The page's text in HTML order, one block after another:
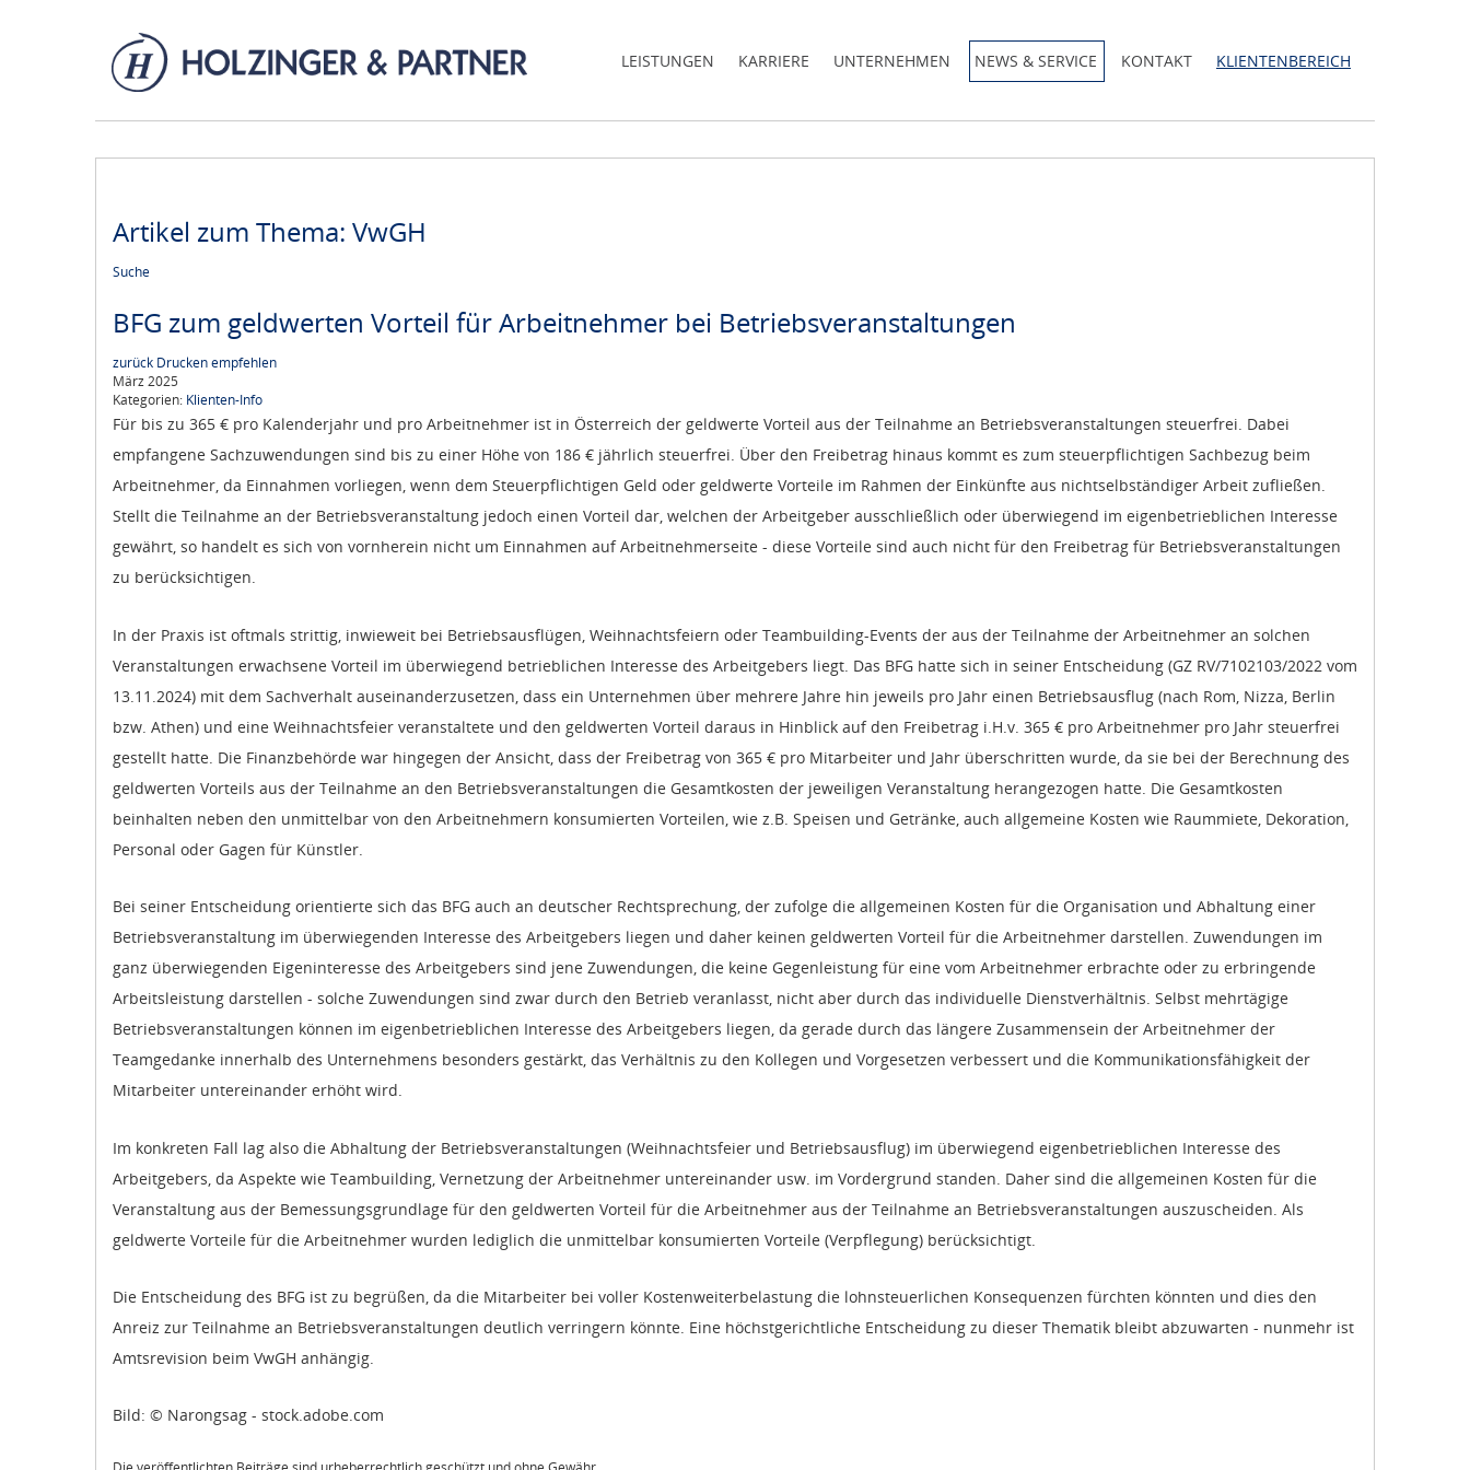
LEISTUNGEN KARRIERE UNTERNEHMEN NEWS & SERVICE KONTAKT KLIENTENBEREICH
Artikel zum Thema: VwGH
Suche
BFG zum geldwerten Vorteil für Arbeitnehmer bei Betriebsveranstaltungen
zurück Druckenempfehlen
März 2025
Kategorien: Klienten-Info
Für bis zu 365 € pro Kalenderjahr und pro Arbeitnehmer ist in Österreich der geldwerte Vorteil aus der Teilnahme an Betriebsveranstaltungen steuerfrei. Dabei
empfangene Sachzuwendungen sind bis zu einer Höhe von 186 € jährlich steuerfrei. Über den Freibetrag hinaus kommt es zum steuerpflichtigen Sachbezug beim
Arbeitnehmer, da Einnahmen vorliegen, wenn dem Steuerpflichtigen Geld oder geldwerte Vorteile im Rahmen der Einkünfte aus nichtselbständiger Arbeit zufließen.
Stellt die Teilnahme an der Betriebsveranstaltung jedoch einen Vorteil dar, welchen der Arbeitgeber ausschließlich oder überwiegend im eigenbetrieblichen Interesse
gewährt, so handelt es sich von vornherein nicht um Einnahmen auf Arbeitnehmerseite - diese Vorteile sind auch nicht für den Freibetrag für Betriebsveranstaltungen
zu berücksichtigen.
In der Praxis ist oftmals strittig, inwieweit bei Betriebsausflügen, Weihnachtsfeiern oder Teambuilding-Events der aus der Teilnahme der Arbeitnehmer an solchen
Veranstaltungen erwachsene Vorteil im überwiegend betrieblichen Interesse des Arbeitgebers liegt. Das BFG hatte sich in seiner Entscheidung (GZ RV/7102103/2022 vom
13.11.2024) mit dem Sachverhalt auseinanderzusetzen, dass ein Unternehmen über mehrere Jahre hin jeweils pro Jahr einen Betriebsausflug (nach Rom, Nizza, Berlin
bzw. Athen) und eine Weihnachtsfeier veranstaltete und den geldwerten Vorteil daraus in Hinblick auf den Freibetrag i.H.v. 365 € pro Arbeitnehmer pro Jahr steuerfrei
gestellt hatte. Die Finanzbehörde war hingegen der Ansicht, dass der Freibetrag von 365 € pro Mitarbeiter und Jahr überschritten wurde, da sie bei der Berechnung des
geldwerten Vorteils aus der Teilnahme an den Betriebsveranstaltungen die Gesamtkosten der jeweiligen Veranstaltung herangezogen hatte. Die Gesamtkosten
beinhalten neben den unmittelbar von den Arbeitnehmern konsumierten Vorteilen, wie z.B. Speisen und Getränke, auch allgemeine Kosten wie Raummiete, Dekoration,
Personal oder Gagen für Künstler.
Bei seiner Entscheidung orientierte sich das BFG auch an deutscher Rechtsprechung, der zufolge die allgemeinen Kosten für die Organisation und Abhaltung einer
Betriebsveranstaltung im überwiegenden Interesse des Arbeitgebers liegen und daher keinen geldwerten Vorteil für die Arbeitnehmer darstellen. Zuwendungen im
ganz überwiegenden Eigeninteresse des Arbeitgebers sind jene Zuwendungen, die keine Gegenleistung für eine vom Arbeitnehmer erbrachte oder zu erbringende
Arbeitsleistung darstellen - solche Zuwendungen sind zwar durch den Betrieb veranlasst, nicht aber durch das individuelle Dienstverhältnis. Selbst mehrtägige
Betriebsveranstaltungen können im eigenbetrieblichen Interesse des Arbeitgebers liegen, da gerade durch das längere Zusammensein der Arbeitnehmer der
Teamgedanke innerhalb des Unternehmens besonders gestärkt, das Verhältnis zu den Kollegen und Vorgesetzen verbessert und die Kommunikationsfähigkeit der
Mitarbeiter untereinander erhöht wird.
Im konkreten Fall lag also die Abhaltung der Betriebsveranstaltungen (Weihnachtsfeier und Betriebsausflug) im überwiegend eigenbetrieblichen Interesse des
Arbeitgebers, da Aspekte wie Teambuilding, Vernetzung der Arbeitnehmer untereinander usw. im Vordergrund standen. Daher sind die allgemeinen Kosten für die
Veranstaltung aus der Bemessungsgrundlage für den geldwerten Vorteil für die Arbeitnehmer aus der Teilnahme an Betriebsveranstaltungen auszuscheiden. Als
geldwerte Vorteile für die Arbeitnehmer wurden lediglich die unmittelbar konsumierten Vorteile (Verpflegung) berücksichtigt.
Die Entscheidung des BFG ist zu begrüßen, da die Mitarbeiter bei voller Kostenweiterbelastung die lohnsteuerlichen Konsequenzen fürchten könnten und dies den
Anreiz zur Teilnahme an Betriebsveranstaltungen deutlich verringern könnte. Eine höchstgerichtliche Entscheidung zu dieser Thematik bleibt abzuwarten - nunmehr ist
Amtsrevision beim VwGH anhängig.
Bild: © Narongsag - stock.adobe.com